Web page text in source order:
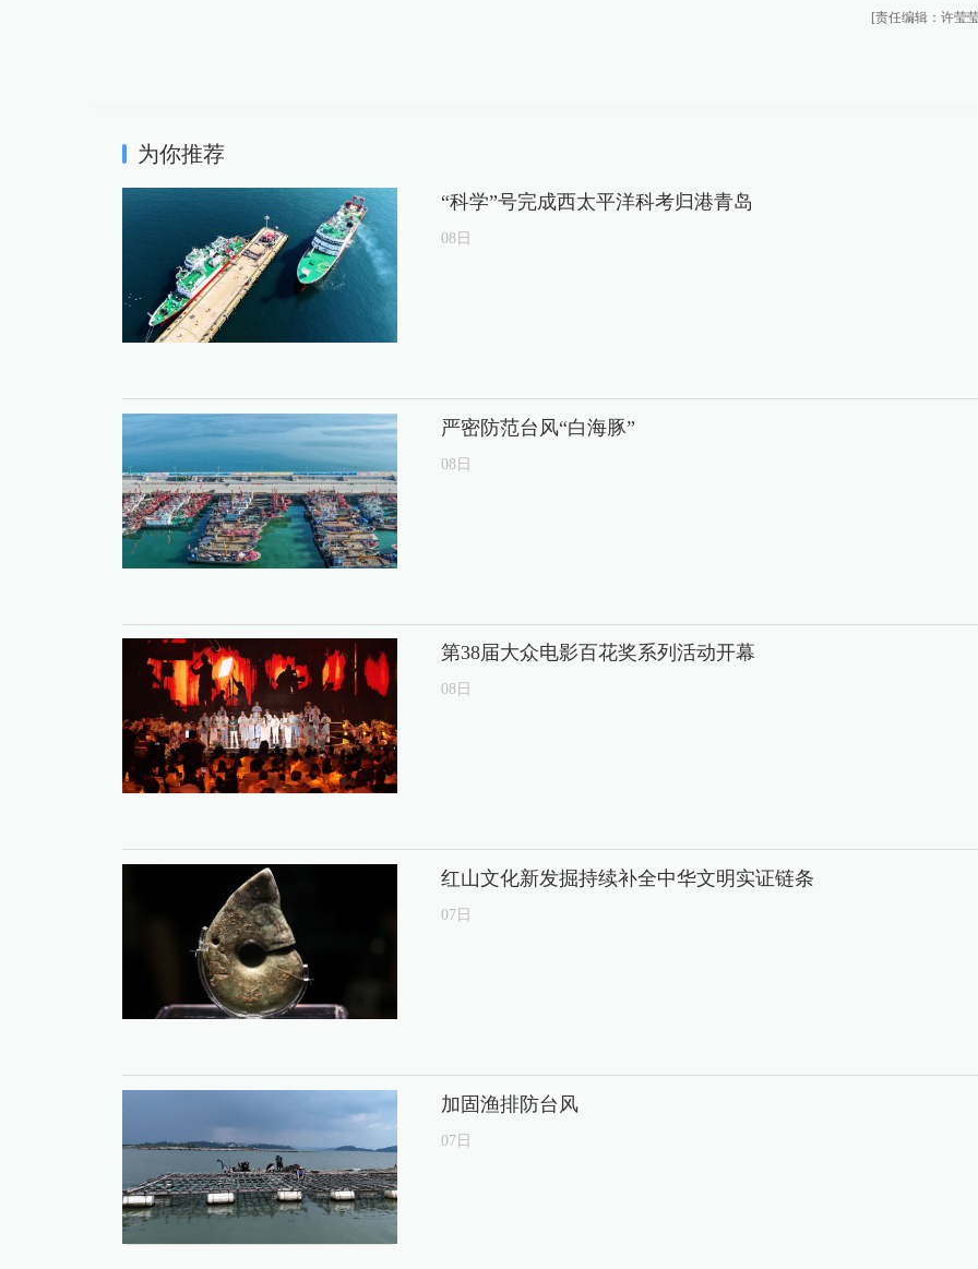
[责任编辑：许莹
为你推荐
“科学”号完成西太平洋科考归港青岛
08日
严密防范台风“白海豚”
08日
第38届大众电影百花奖系列活动开幕
08日
红山文化新发掘持续补全中华文明实证链条
07日
加固渔排防台风
07日